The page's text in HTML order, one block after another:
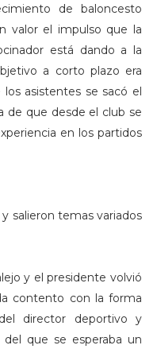
de baloncesto
valor el impulso que la
está dando a la
a corto plazo era
asistentes se sacó el
de que desde el club se
en los partidos
salieron temas variados
y el presidente volvió
contento con la forma
director deportivo y
que se esperaba un